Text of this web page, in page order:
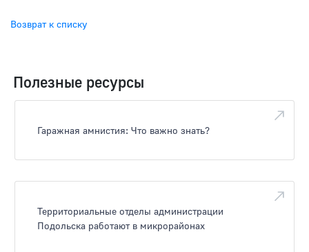
Возврат к списку
Полезные ресурсы
Гаражная амнистия: Что важно знать?
Территориальные отделы администрации
Подольска работают в микрорайонах